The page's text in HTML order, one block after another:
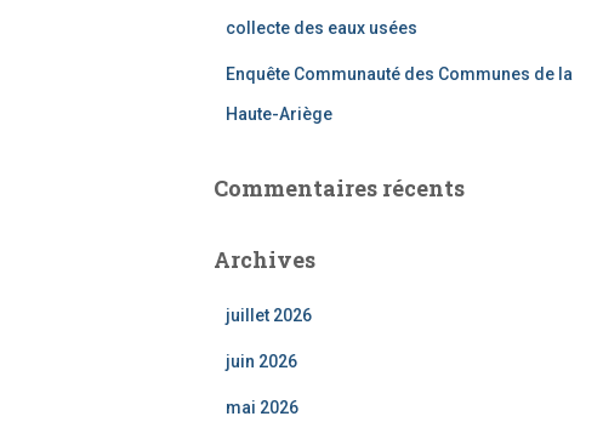
collecte des eaux usées
Enquête Communauté des Communes de la
Haute-Ariège
Commentaires récents
Archives
juillet 2026
juin 2026
mai 2026